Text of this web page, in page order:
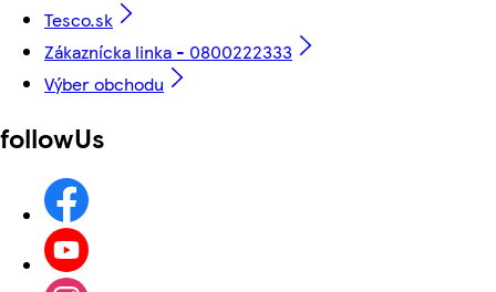
Tesco.sk
Zákaznícka linka - 0800222333
Výber obchodu
followUs